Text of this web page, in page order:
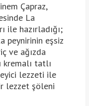
Çapraz,
La
ile hazırladığı;
peynirinin eşsiz
ve ağızda
kremalı tatlı
lezzeti ile
lezzet şöleni